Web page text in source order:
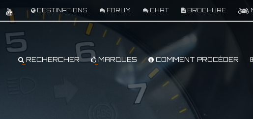
DESTINATIONS FORUM CHAT BROCHURE
RECHERCHER MARQUES COMMENT PROCÉDER